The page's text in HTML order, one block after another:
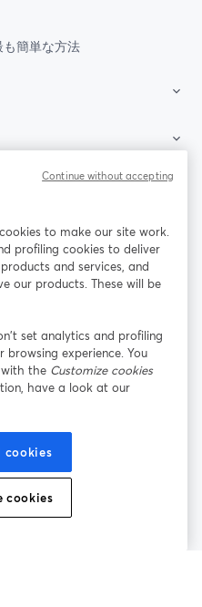
簡単な方法
いタブで開く(Twitter)
YouTube
LinkedIn
新しいタブで開く
トフォーム利用規約
クッキーポリシー
to make our site work.
profiling cookies to deliver
and services, and
our products. These will be
set analytics and profiling
browsing experience. You
the Customize cookies
have a look at our
cookies
cookies
Continue without accepting